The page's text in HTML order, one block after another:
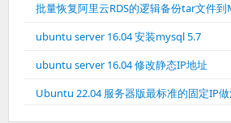
批量恢复阿里云RDS的逻辑备份tar文件到
ubuntu server 16.04 安装mysql 5.7
ubuntu server 16.04 修改静态IP地址
Ubuntu 22.04 服务器版最标准的固定IP